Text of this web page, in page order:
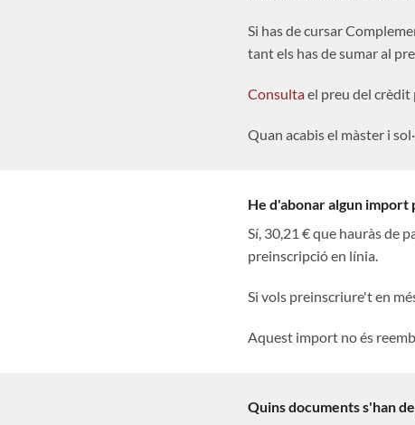
Si has de cursar
tant els has de sumar al
Consultael preu del crèdit
Quan acabis el màster i
He d'abonar algun
Sí, 30,21 € que hauràs de
preinscripció en línia.
Si vols preinscriure't en
Aquest import no és
Quins documents s'han